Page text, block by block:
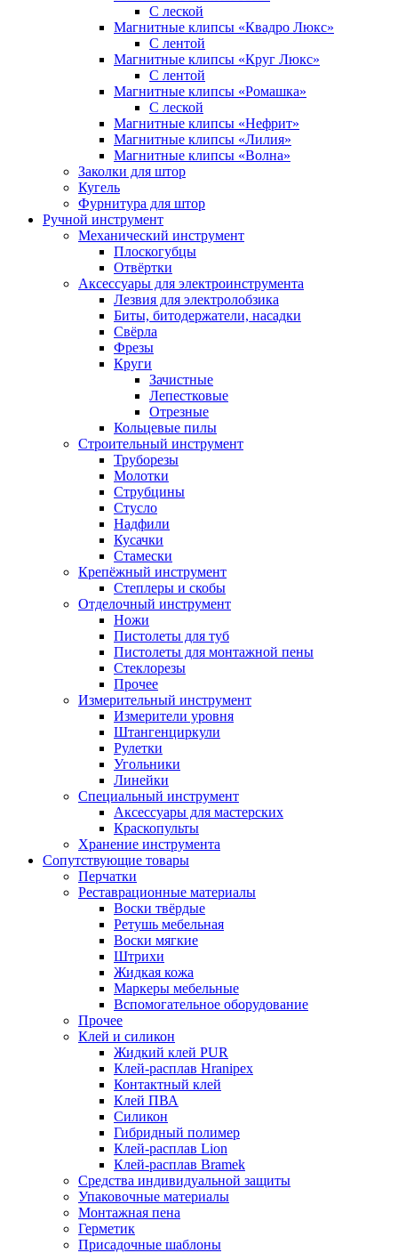
С леской
Магнитные клипсы «Квадро Люкс»
С лентой
Магнитные клипсы «Круг Люкс»
С лентой
Магнитные клипсы «Ромашка»
С леской
Магнитные клипсы «Нефрит»
Магнитные клипсы «Лилия»
Магнитные клипсы «Волна»
Заколки для штор
Кугель
Фурнитура для штор
Ручной инструмент
Механический инструмент
Плоскогубцы
Отвёртки
Аксессуары для электроинструмента
Лезвия для электролобзика
Биты, битодержатели, насадки
Свёрла
Фрезы
Круги
Зачистные
Лепестковые
Отрезные
Кольцевые пилы
Строительный инструмент
Труборезы
Молотки
Струбцины
Стусло
Надфили
Кусачки
Стамески
Крепёжный инструмент
Степлеры и скобы
Отделочный инструмент
Ножи
Пистолеты для туб
Пистолеты для монтажной пены
Стеклорезы
Прочее
Измерительный инструмент
Измерители уровня
Штангенциркули
Рулетки
Угольники
Линейки
Специальный инструмент
Аксессуары для мастерских
Краскопульты
Хранение инструмента
Сопутствующие товары
Перчатки
Реставрационные материалы
Воски твёрдые
Ретушь мебельная
Воски мягкие
Штрихи
Жидкая кожа
Маркеры мебельные
Вспомогательное оборудование
Прочее
Клей и силикон
Жидкий клей PUR
Клей-расплав Hranipex
Контактный клей
Клей ПВА
Силикон
Гибридный полимер
Клей-расплав Lion
Клей-расплав Bramek
Средства индивидуальной защиты
Упаковочные материалы
Монтажная пена
Герметик
Присадочные шаблоны